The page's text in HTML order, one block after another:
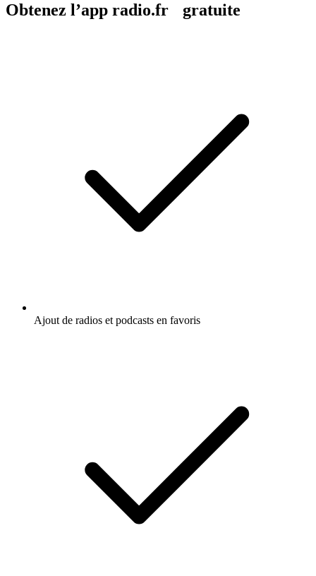
Obtenez l’app radio.fr gratuite
Ajout de radios et podcasts en favoris